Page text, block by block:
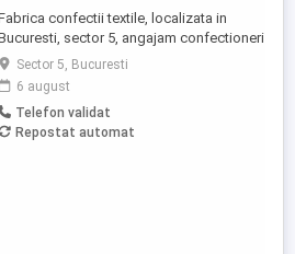
confectii textile, localizata in
sector 5, angajam confectioneri
cu experienta. Salariu atractiv si bonuri de
masa
Sector 5, Bucuresti
6 august
Telefon validat
Repostat automat